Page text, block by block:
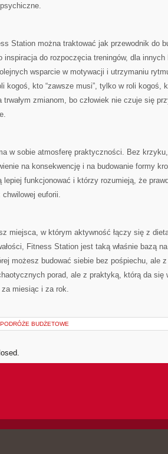
Station można traktować jak przewodnik do
inspiracja do rozpoczęcia treningów, dla innych
wsparcie w motywacji i utrzymaniu
kogoś, kto “zawsze musi”, tylko w roli kogoś,
trwałym zmianom, bo człowiek nie czuje się
w sobie atmosferę praktyczności. Bez
na konsekwencję i na budowanie formy
funkcjonować i którzy rozumieją, że
chwilowej euforii.
miejsca, w którym aktywność łączy się z
Fitness Station jest taką właśnie bazą
możesz budować siebie bez pośpiechu, ale
porad, ale z praktyką, którą da się
miesiąc i za rok.
PODRÓŻE BUDŻETOWE